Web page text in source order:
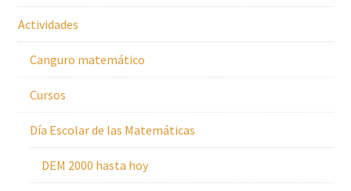
Actividades
Canguro matemático
Cursos
Día Escolar de las Matemáticas
DEM 2000 hasta hoy